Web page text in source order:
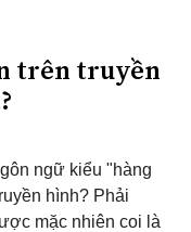
trên truyền
ngữ kiểu "hàng
hình? Phải
mặc nhiên coi là